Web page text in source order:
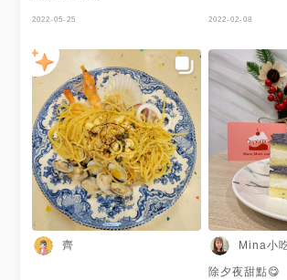
的日常 #兩隻
原味#伴手禮
吃饅饅好食 #
隻豬吃下午
兩隻豬吃新竹
風蛋糕 #兩隻
Cheese 和可可碎飽的卡土達內
邦搭配藍莓慕斯 🍓紅茶香緹草
莓蛋糕 紅茶香緹鮮奶油和蛋糕
體搭配新鮮草莓切片 整體而言
他們家的裝潢非常浮誇 完全就
是網美店 可惜餐點口味個人覺
得比較普通 飲品的量也不多 餐
點內容：🌕🌕🌑🌑🌑 服務態
度：🌕🌕🌕🌑🌑 環境整潔：🌕🌕
🌕🌕🌑 整體氣氛：🌕🌕🌕🌕🌑
==============================
📞：0921911912 📍：新竹市
東區文化街22號2樓 🕑：週三~
週日11:00–22:00 🚯：週二公
休 下載MENU:
https://menutaiwan.onelink.me/
pid=businesscard&c=MENUtwopiggiesdiary
2022-05-25 2022-02-08
齊 Mina小
除夕夜甜點😋